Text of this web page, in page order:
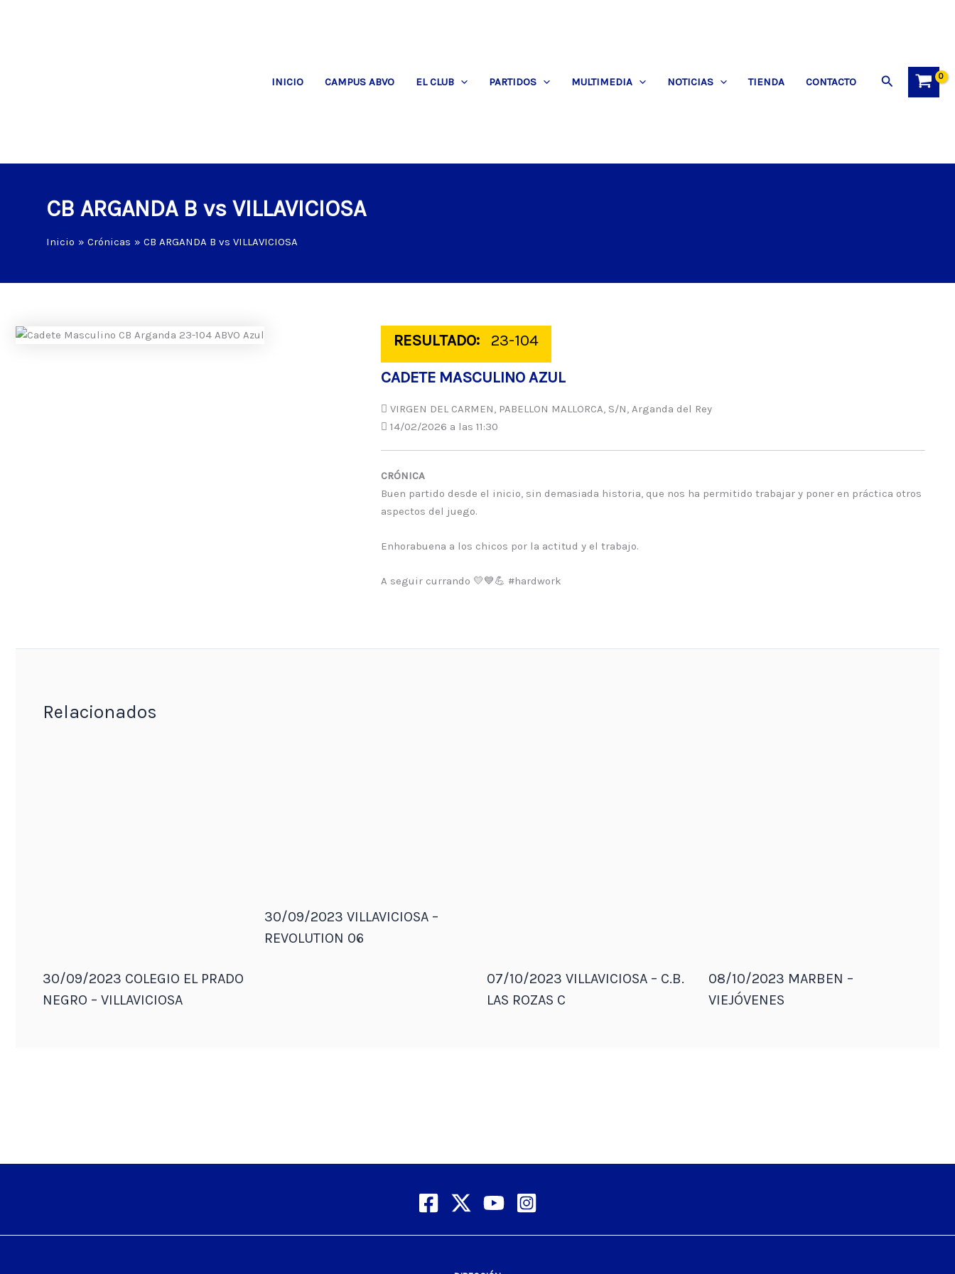
INICIO CAMPUS ABVO EL CLUB PARTIDOS MULTIMEDIA NOTICIAS TIENDA CONTACTO Buscar
CB ARGANDA B vs VILLAVICIOSA
Inicio Crónicas CB ARGANDA B vs VILLAVICIOSA
RESULTADO:
23-104
CADETE MASCULINO AZUL
VIRGEN DEL CARMEN, PABELLON MALLORCA, S/N, Arganda del Rey
14/02/2026 a las 11:30
CRÓNICA
Buen partido desde el inicio, sin demasiada historia, que nos ha permitido trabajar y poner en práctica otros
aspectos del juego.
Enhorabuena a los chicos por la actitud y el trabajo.
A seguir currando 💛💙💪 #hardwork
Relacionados
30/09/2023 COLEGIO EL PRADO
NEGRO – VILLAVICIOSA
30/09/2023 VILLAVICIOSA –
REVOLUTION 06
07/10/2023 VILLAVICIOSA – C.B.
LAS ROZAS C
08/10/2023 MARBEN –
VIEJÓVENES